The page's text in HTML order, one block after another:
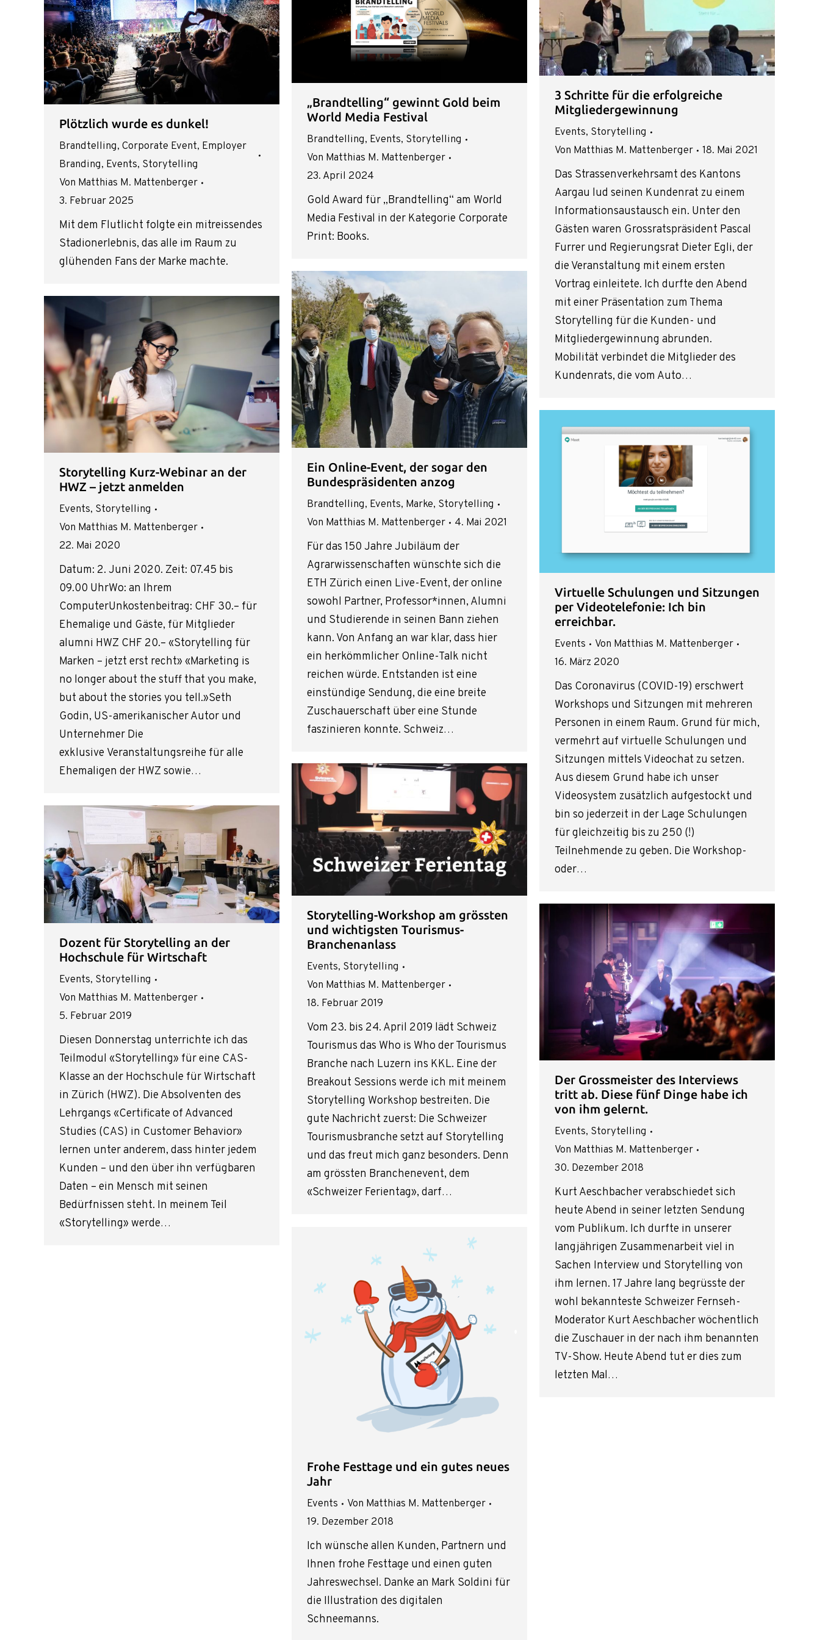
Plötzlich wurde es dunkel!
Brandtelling, Corporate Event, Employer
Branding, Events, Storytelling
Von Matthias M. Mattenberger
3. Februar 2025
Mit dem Flutlicht folgte ein mitreissendes
Stadionerlebnis, das alle im Raum zu
glühenden Fans der Marke machte.
„Brandtelling“ gewinnt Gold beim
World Media Festival
Brandtelling, Events, Storytelling
Von Matthias M. Mattenberger
23. April 2024
Gold Award für „Brandtelling“ am World
Media Festival in der Kategorie Corporate
Print: Books.
3 Schritte für die erfolgreiche
Mitgliedergewinnung
Events, Storytelling
Von Matthias M. Mattenberger 18. Mai 2021
Das Strassenverkehrsamt des Kantons
Aargau lud seinen Kundenrat zu einem
Informationsaustausch ein. Unter den
Gästen waren Grossratspräsident Pascal
Furrer und Regierungsrat Dieter Egli, der
die Veranstaltung mit einem ersten
Vortrag einleitete. Ich durfte den Abend
mit einer Präsentation zum Thema
Storytelling für die Kunden- und
Mitgliedergewinnung abrunden.
Mobilität verbindet die Mitglieder des
Kundenrats, die vom Auto…
Ein Online-Event, der sogar den
Bundespräsidenten anzog
Brandtelling, Events, Marke, Storytelling
Von Matthias M. Mattenberger 4. Mai 2021
Für das 150 Jahre Jubiläum der
Agrarwissenschaften wünschte sich die
ETH Zürich einen Live-Event, der online
sowohl Partner, Professor*innen, Alumni
und Studierende in seinen Bann ziehen
kann. Von Anfang an war klar, dass hier
ein herkömmlicher Online-Talk nicht
reichen würde. Entstanden ist eine
einstündige Sendung, die eine breite
Zuschauerschaft über eine Stunde
faszinieren konnte. Schweiz…
Storytelling Kurz-Webinar an der
HWZ – jetzt anmelden
Events, Storytelling
Von Matthias M. Mattenberger
22. Mai 2020
Datum: 2. Juni 2020. Zeit: 07.45 bis
09.00 UhrWo: an Ihrem
ComputerUnkostenbeitrag: CHF 30.– für
Ehemalige und Gäste, für Mitglieder
alumni HWZ CHF 20.– «Storytelling für
Marken – jetzt erst recht» «Marketing is
no longer about the stuff that you make,
but about the stories you tell.»Seth
Godin, US-amerikanischer Autor und
Unternehmer Die
exklusive Veranstaltungsreihe für alle
Ehemaligen der HWZ sowie…
Virtuelle Schulungen und Sitzungen
per Videotelefonie: Ich bin
erreichbar.
Events Von Matthias M. Mattenberger
16. März 2020
Das Coronavirus (COVID-19) erschwert
Workshops und Sitzungen mit mehreren
Personen in einem Raum. Grund für mich,
vermehrt auf virtuelle Schulungen und
Sitzungen mittels Videochat zu setzen.
Aus diesem Grund habe ich unser
Videosystem zusätzlich aufgestockt und
bin so jederzeit in der Lage Schulungen
für gleichzeitig bis zu 250 (!)
Teilnehmende zu geben. Die Workshop-
oder…
Storytelling-Workshop am grössten
und wichtigsten Tourismus-
Branchenanlass
Events, Storytelling
Von Matthias M. Mattenberger
18. Februar 2019
Vom 23. bis 24. April 2019 lädt Schweiz
Tourismus das Who is Who der Tourismus
Branche nach Luzern ins KKL. Eine der
Breakout Sessions werde ich mit meinem
Storytelling Workshop bestreiten. Die
gute Nachricht zuerst: Die Schweizer
Tourismusbranche setzt auf Storytelling
und das freut mich ganz besonders. Denn
am grössten Branchenevent, dem
«Schweizer Ferientag», darf…
Dozent für Storytelling an der
Hochschule für Wirtschaft
Events, Storytelling
Von Matthias M. Mattenberger
5. Februar 2019
Diesen Donnerstag unterrichte ich das
Teilmodul «Storytelling» für eine CAS-
Klasse an der Hochschule für Wirtschaft
in Zürich (HWZ). Die Absolventen des
Lehrgangs «Certificate of Advanced
Studies (CAS) in Customer Behavior»
lernen unter anderem, dass hinter jedem
Kunden – und den über ihn verfügbaren
Daten – ein Mensch mit seinen
Bedürfnissen steht. In meinem Teil
«Storytelling» werde…
Der Grossmeister des Interviews
tritt ab. Diese fünf Dinge habe ich
von ihm gelernt.
Events, Storytelling
Von Matthias M. Mattenberger
30. Dezember 2018
Kurt Aeschbacher verabschiedet sich
heute Abend in seiner letzten Sendung
vom Publikum. Ich durfte in unserer
langjährigen Zusammenarbeit viel in
Sachen Interview und Storytelling von
ihm lernen. 17 Jahre lang begrüsste der
wohl bekannteste Schweizer Fernseh-
Moderator Kurt Aeschbacher wöchentlich
die Zuschauer in der nach ihm benannten
TV-Show. Heute Abend tut er dies zum
letzten Mal…
Frohe Festtage und ein gutes neues
Jahr
Events Von Matthias M. Mattenberger
19. Dezember 2018
Ich wünsche allen Kunden, Partnern und
Ihnen frohe Festtage und einen guten
Jahreswechsel. Danke an Mark Soldini für
die Illustration des digitalen
Schneemanns.